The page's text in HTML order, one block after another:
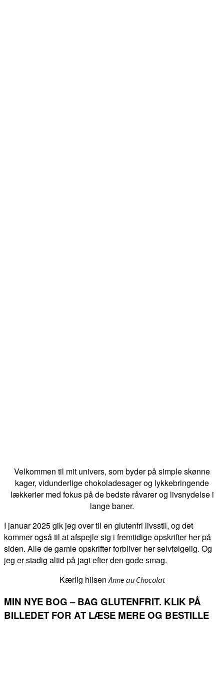
Velkommen til mit univers, som byder på simple skønne
kager, vidunderlige chokoladesager og lykkebringende
lækkerier med fokus på de bedste råvarer og livsnydelse i
lange baner.
I januar 2025 gik jeg over til en glutenfri livsstil, og det
kommer også til at afspejle sig i fremtidige opskrifter her på
siden. Alle de gamle opskrifter forbliver her selvfølgelig. Og
jeg er stadig altid på jagt efter den gode smag.
Kærlig hilsenAnne au Chocolat
MIN NYE BOG – BAG GLUTENFRIT. KLIK PÅ
BILLEDET FOR AT LÆSE MERE OG BESTILLE